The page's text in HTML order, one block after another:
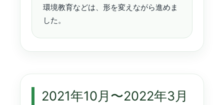
環境教育などは、形を変えながら進めま
した。
2021年10月〜2022年3月